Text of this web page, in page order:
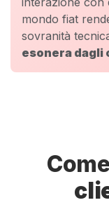
mondo fiat
sovranità
esonera dagli